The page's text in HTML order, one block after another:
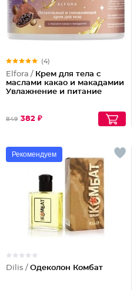
(4)
Elfora / Крем для тела с
маслами какао и макадамии
Увлажнение и питание
849 382 ₽
Рекомендуем
Dilis / Одеколон Комбат